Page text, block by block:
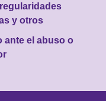
y otros
ante el abuso o